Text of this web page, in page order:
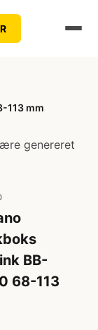
113 mm
genereret
BB-
68-113